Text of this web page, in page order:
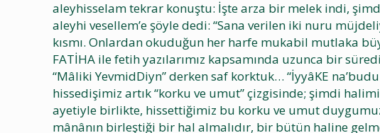
aleyhisselam tekrar konuştu: İşte arza bir melek indi,
aleyhi vesellem’e şöyle dedi: “Sana verilen iki nuru
kısmı. Onlardan okuduğun her harfe mukabil mutlaka
FATİHA ile fetih yazılarımız kapsamında uzunca bir
“Mâliki YevmidDiyn” derken saf korktuk… “İyyâKE
hissedişimiz artık “korku ve umut” çizgisinde; şimdi
ayetiyle birlikte, hissettiğimiz bu korku ve umut
mânânın birleştiği bir hal almalıdır, bir bütün haline